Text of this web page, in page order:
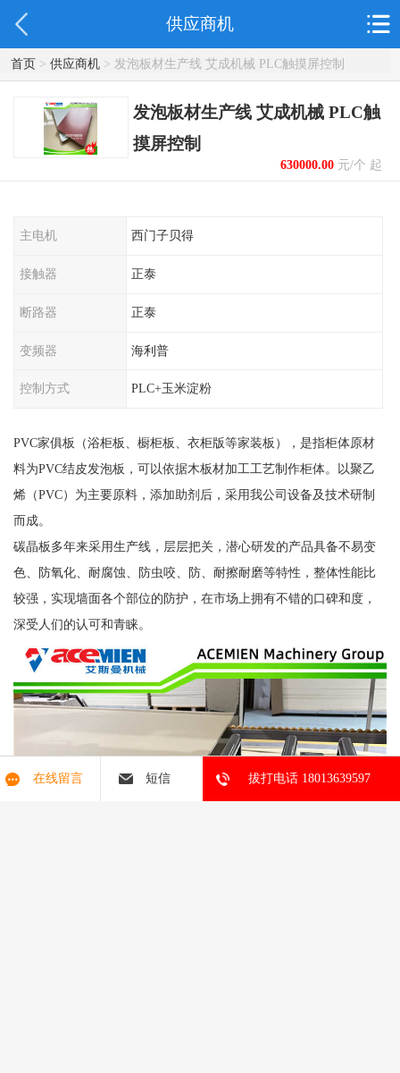
供应商机
首页> 供应商机> 发泡板材生产线 艾成机械 PLC触摸屏控制
发泡板材生产线 艾成机械 PLC触
摸屏控制
630000.00元/个 起
主电机 西门子贝得
接触器 正泰
断路器 正泰
变频器 海利普
控制方式 PLC+玉米淀粉
PVC家俱板（浴柜板、橱柜板、衣柜版等家装板），是指柜体原材
料为PVC结皮发泡板，可以依据木板材加工工艺制作柜体。以聚乙
烯（PVC）为主要原料，添加助剂后，采用我公司设备及技术研制
而成。
碳晶板多年来采用生产线，层层把关，潜心研发的产品具备不易变
色、防氧化、耐腐蚀、防虫咬、防、耐擦耐磨等特性，整体性能比
较强，实现墙面各个部位的防护，在市场上拥有不错的口碑和度，
深受人们的认可和青睐。
在线留言 短信 拔打电话 18013639597